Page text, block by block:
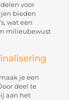
voor
bieden
wat een
milieubewust
je een
deel te
aan het